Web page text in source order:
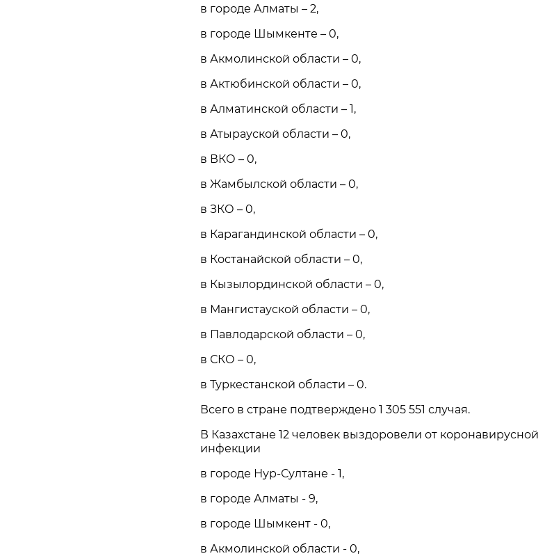
в городе Алматы – 2,
в городе Шымкенте – 0,
в Акмолинской области – 0,
в Актюбинской области – 0,
в Алматинской области – 1,
в Атырауской области – 0,
в ВКО – 0,
в Жамбылской области – 0,
в ЗКО – 0,
в Карагандинской области – 0,
в Костанайской области – 0,
в Кызылординской области – 0,
в Мангистауской области – 0,
в Павлодарской области – 0,
в СКО – 0,
в Туркестанской области – 0.
Всего в стране подтверждено 1 305 551 случая.
В Казахстане 12 человек выздоровели от коронавирусной
инфекции
в городе Нур-Султане - 1,
в городе Алматы - 9,
в городе Шымкент - 0,
в Акмолинской области - 0,